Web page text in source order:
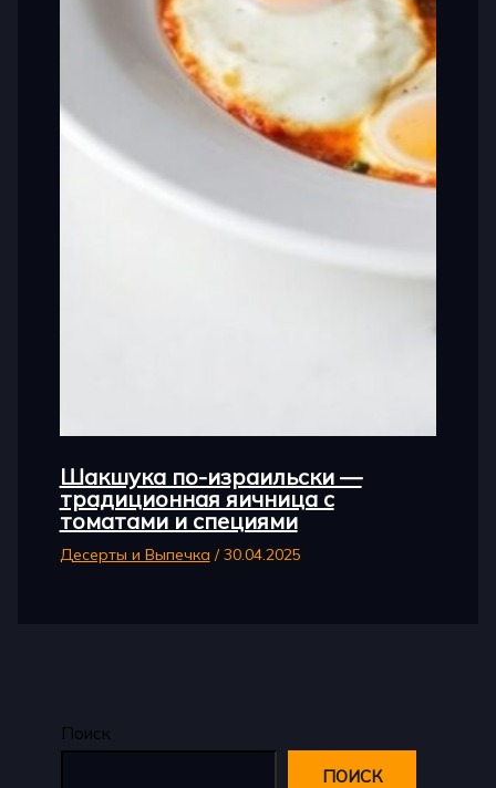
Шакшука по-израильски —
традиционная яичница с
томатами и специями
Десерты и Выпечка /30.04.2025
Поиск
ПОИСК